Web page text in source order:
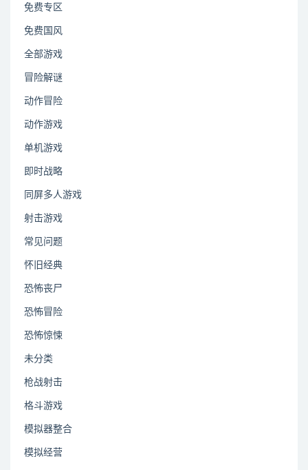
免费专区
免费国风
全部游戏
冒险解谜
动作冒险
动作游戏
单机游戏
即时战略
同屏多人游戏
射击游戏
常见问题
怀旧经典
恐怖丧尸
恐怖冒险
恐怖惊悚
未分类
枪战射击
格斗游戏
模拟器整合
模拟经营